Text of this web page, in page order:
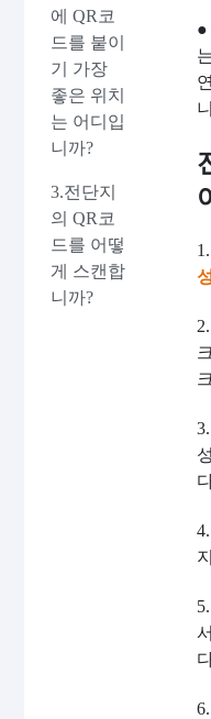
에 QR코
드를 붙이
기 가장
좋은 위치
는 어디입
니까?
3.전단지
의 QR코
드를 어떻
게 스캔합
니까?
●